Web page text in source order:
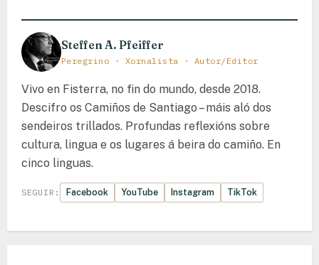
Steffen A. Pfeiffer
Peregrino · Xornalista · Autor/Editor
Vivo en Fisterra, no fin do mundo, desde 2018.
Descifro os Camiños de Santiago – máis aló dos
sendeiros trillados. Profundas reflexións sobre
cultura, lingua e os lugares á beira do camiño. En
cinco linguas.
SEGUIR: Facebook YouTube Instagram TikTok